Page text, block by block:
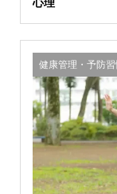
健康管理・予防